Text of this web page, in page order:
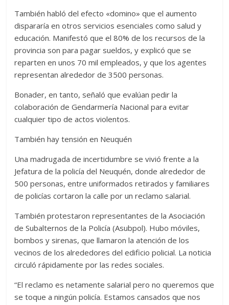
También habló del efecto «domino» que el aumento
dispararía en otros servicios esenciales como salud y
educación. Manifestó que el 80% de los recursos de la
provincia son para pagar sueldos, y explicó que se
reparten en unos 70 mil empleados, y que los agentes
representan alrededor de 3500 personas.
Bonader, en tanto, señaló que evalúan pedir la
colaboración de Gendarmería Nacional para evitar
cualquier tipo de actos violentos.
También hay tensión en Neuquén
Una madrugada de incertidumbre se vivió frente a la
Jefatura de la policía del Neuquén, donde alrededor de
500 personas, entre uniformados retirados y familiares
de policías cortaron la calle por un reclamo salarial.
También protestaron representantes de la Asociación
de Subalternos de la Policía (Asubpol). Hubo móviles,
bombos y sirenas, que llamaron la atención de los
vecinos de los alrededores del edificio policial. La noticia
circuló rápidamente por las redes sociales.
“El reclamo es netamente salarial pero no queremos que
se toque a ningún policía. Estamos cansados que nos